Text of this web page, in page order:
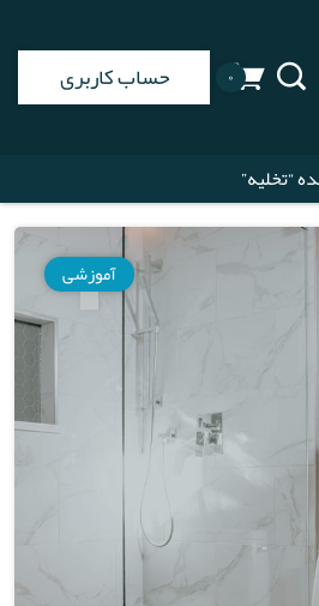
۰ حساب کاربری
“تخلیه”
آموزشی